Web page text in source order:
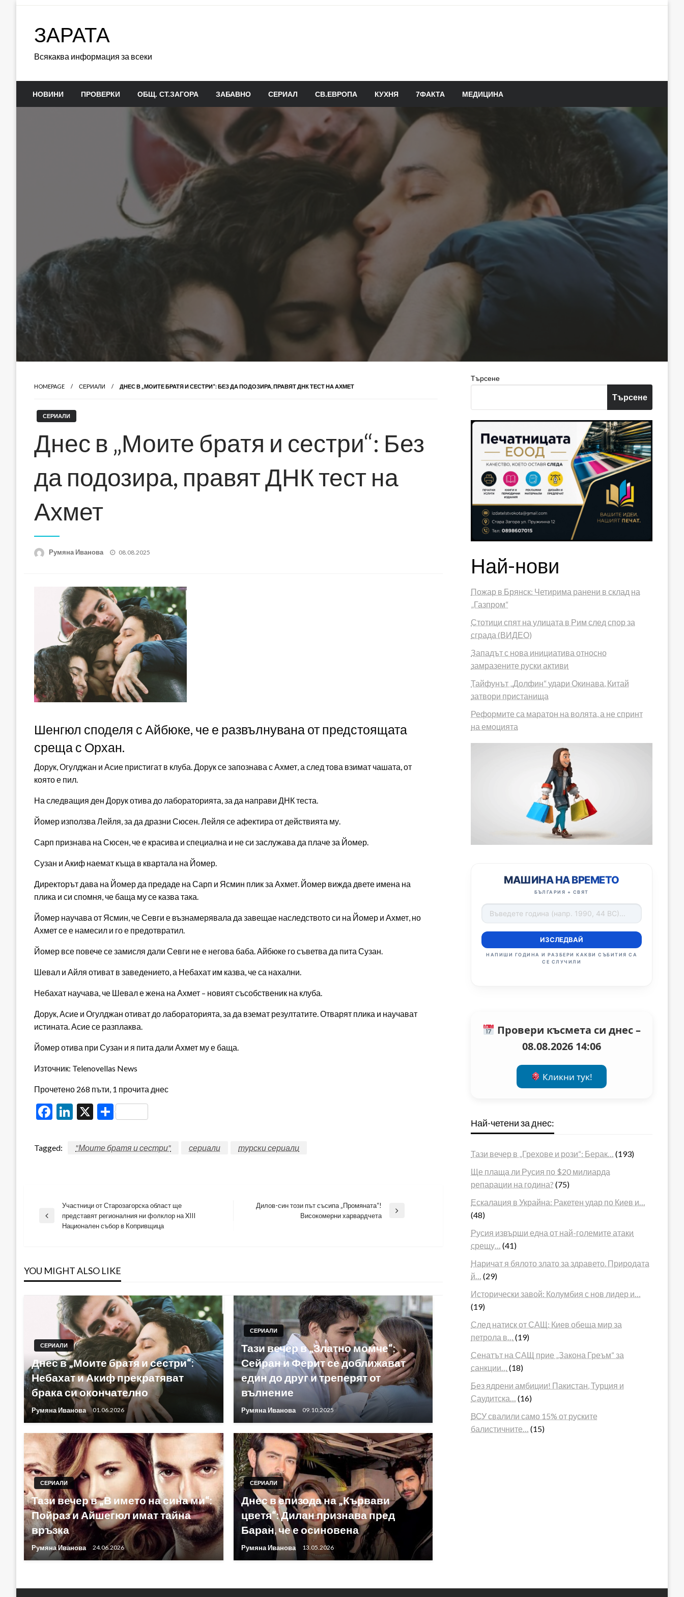
ЗАРАТА
Всякаква информация за всеки
НОВИНИ ПРОВЕРКИ ОБЩ. СТ.ЗАГОРА ЗАБАВНО СЕРИАЛ СВ.ЕВРОПА КУХНЯ 7ФАКТА МЕДИЦИНА
HOMEPAGE СЕРИАЛИ ДНЕС В „МОИТЕ БРАТЯ И СЕСТРИ“: БЕЗ ДА ПОДОЗИРА, ПРАВЯТ ДНК ТЕСТ НА АХМЕТ
СЕРИАЛИ
Днес в „Моите братя и сестри“: Без
да подозира, правят ДНК тест на
Ахмет
Румяна Иванова
Posted
08.08.2025
Шенгюл споделя с Айбюке, че е развълнувана от предстоящата
среща с Орхан.
Дорук, Огулджан и Асие пристигат в клуба. Дорук се запознава с Ахмет, а след това взимат чашата, от
която е пил.
На следващия ден Дорук отива до лабораторията, за да направи ДНК теста.
Йомер използва Лейля, за да дразни Сюсен. Лейля се афектира от действията му.
Сарп признава на Сюсен, че е красива и специална и не си заслужава да плаче за Йомер.
Сузан и Акиф наемат къща в квартала на Йомер.
Директорът дава на Йомер да предаде на Сарп и Ясмин плик за Ахмет. Йомер вижда двете имена на
плика и си спомня, че баща му се казва така.
Йомер научава от Ясмин, че Севги е възнамерявала да завещае наследството си на Йомер и Ахмет, но
Ахмет се е намесил и го е предотвратил.
Йомер все повече се замисля дали Севги не е негова баба. Айбюке го съветва да пита Сузан.
Шевал и Айля отиват в заведението, а Небахат им казва, че са нахални.
Небахат научава, че Шевал е жена на Ахмет – новият съсобственик на клуба.
Дорук, Асие и Огулджан отиват до лабораторията, за да вземат резултатите. Отварят плика и научават
истината. Асие се разплаква.
Йомер отива при Сузан и я пита дали Ахмет му е баща.
Източник: Telenovellas News
Прочетено 268 пъти, 1 прочита днес
Facebook
LinkedIn
X Share
Tagged: "Моите братя и сестри" сериали турски сериали
Навигация
Previous
Участници от Старозагорска област ще
представят регионалния ни фолклор на XIII
Национален събор в Копривщица
Дилов-син този път съсипа „Промяната“!
Високомерни харвардчета
YOU MIGHT ALSO LIKE
СЕРИАЛИ
Днес в „Моите братя и сестри“:
Небахат и Акиф прекратяват
брака си окончателно
Румяна Иванова 01.06.2026
СЕРИАЛИ
Тази вечер в „Златно момче“:
Сейран и Ферит се доближават
един до друг и треперят от
вълнение
Румяна Иванова 09.10.2025
СЕРИАЛИ
Тази вечер в „В името на сина ми“:
Пойраз и Айшегюл имат тайна
връзка
Румяна Иванова 24.06.2026
СЕРИАЛИ
Днес в епизода на „Кървави
цветя“: Дилан признава пред
Баран, че е осиновена
Румяна Иванова 13.05.2026
Търсене
Търсене
Най-нови
Пожар в Брянск: Четирима ранени в склад на
„Газпром“
Стотици спят на улицата в Рим след спор за
сграда (ВИДЕО)
Западът с нова инициатива относно
замразените руски активи
Тайфунът „Долфин“ удари Окинава, Китай
затвори пристанища
Реформите са маратон на волята, а не спринт
на емоцията
МАШИНА НА ВРЕМЕТО
БЪЛГАРИЯ + СВЯТ
ИЗСЛЕДВАЙ
НАПИШИ ГОДИНА И РАЗБЕРИ КАКВИ СЪБИТИЯ СА
СЕ СЛУЧИЛИ
Провери късмета си днес –
08.08.2026 14:06
Кликни тук!
Най-четени за днес:
Тази вечер в „Грехове и рози“: Берак…
(193)
Ще плаща ли Русия по $20 милиарда
репарации на година? (75)
Ескалация в Украйна: Ракетен удар по Киев и…
(48)
Русия извърши една от най-големите атаки
срещу…
(41)
Наричат я бялото злато за здравето. Природата
й…
(29)
Исторически завой: Колумбия с нов лидер и…
(19)
След натиск от САЩ: Киев обеща мир за
петрола в…
(19)
Сенатът на САЩ прие „Закона Греъм“ за
санкции…
(18)
Без ядрени амбиции! Пакистан, Турция и
Саудитска…
(16)
ВСУ свалили само 15% от руските
балистичните…
(15)